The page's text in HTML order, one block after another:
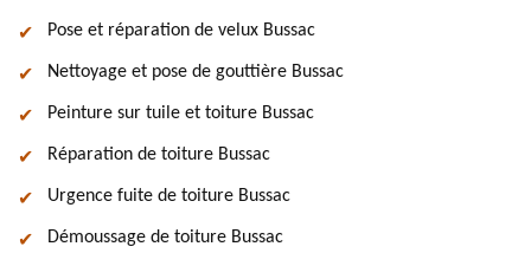
Pose et réparation de velux Bussac
Nettoyage et pose de gouttière Bussac
Peinture sur tuile et toiture Bussac
Réparation de toiture Bussac
Urgence fuite de toiture Bussac
Démoussage de toiture Bussac